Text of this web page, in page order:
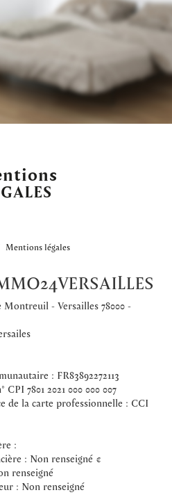
Mentions légales
Montreuil - Versailles 78000 -
: FR83892272113
7801 2021 000 000 007
de la carte professionnelle : CCI
:
: Non renseigné €
renseigné
: Non renseigné